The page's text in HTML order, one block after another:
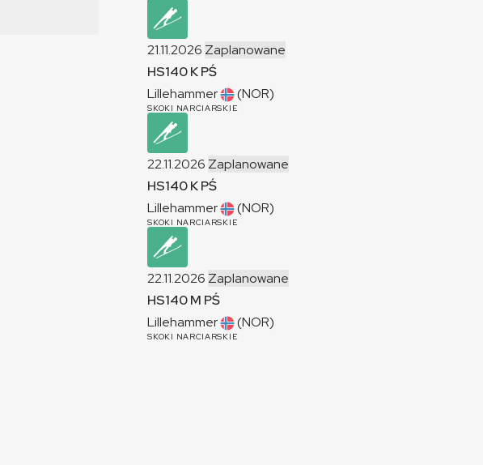
21.11.2026 Zaplanowane
HS140KPŚ
Lillehammer
(NOR)
SKOKI NARCIARSKIE
22.11.2026 Zaplanowane
HS140KPŚ
Lillehammer
(NOR)
SKOKI NARCIARSKIE
22.11.2026 Zaplanowane
HS140M PŚ
Lillehammer
(NOR)
SKOKI NARCIARSKIE